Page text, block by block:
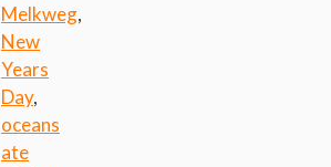
Melkweg,
New
Years
Day,
oceans
ate